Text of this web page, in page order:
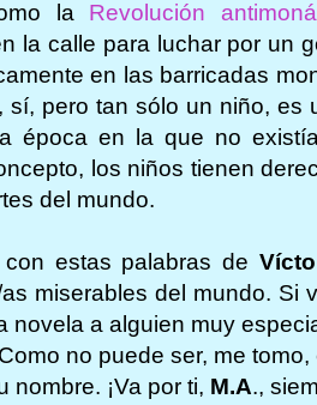
la Revolución
la calle para luchar por un
en las barricadas
sí, pero tan sólo un niño,
época en la que no
los niños tienen
del mundo.
estas palabras de
miserables del mundo. Si
novela a alguien muy
Como no puede ser, me
nombre. ¡Va por ti, M.A.,